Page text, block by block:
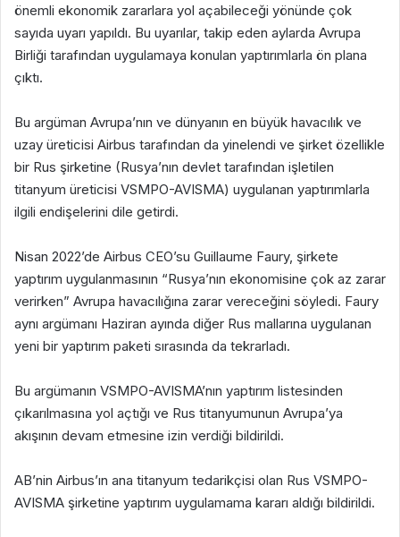
önemli ekonomik zararlara yol açabileceği yönünde çok
sayıda uyarı yapıldı. Bu uyarılar, takip eden aylarda Avrupa
Birliği tarafından uygulamaya konulan yaptırımlarla ön plana
çıktı.
Bu argüman Avrupa’nın ve dünyanın en büyük havacılık ve
uzay üreticisi Airbus tarafından da yinelendi ve şirket özellikle
bir Rus şirketine (Rusya’nın devlet tarafından işletilen
titanyum üreticisi VSMPO-AVISMA) uygulanan yaptırımlarla
ilgili endişelerini dile getirdi.
Nisan 2022’de Airbus CEO’su Guillaume Faury, şirkete
yaptırım uygulanmasının “Rusya’nın ekonomisine çok az zarar
verirken” Avrupa havacılığına zarar vereceğini söyledi. Faury
aynı argümanı Haziran ayında diğer Rus mallarına uygulanan
yeni bir yaptırım paketi sırasında da tekrarladı.
Bu argümanın VSMPO-AVISMA’nın yaptırım listesinden
çıkarılmasına yol açtığı ve Rus titanyumunun Avrupa’ya
akışının devam etmesine izin verdiği bildirildi.
AB’nin Airbus’ın ana titanyum tedarikçisi olan Rus VSMPO-
AVISMA şirketine yaptırım uygulamama kararı aldığı bildirildi.